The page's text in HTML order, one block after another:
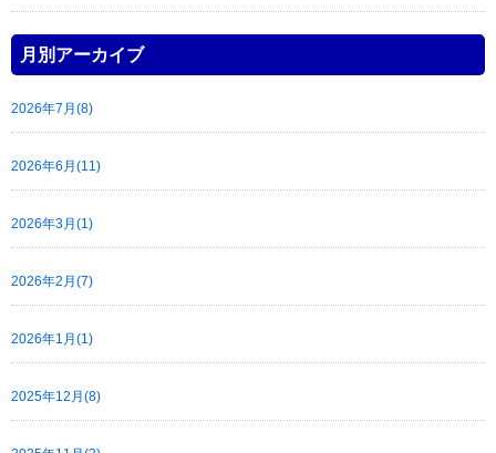
月別アーカイブ
2026年7月(8)
2026年6月(11)
2026年3月(1)
2026年2月(7)
2026年1月(1)
2025年12月(8)